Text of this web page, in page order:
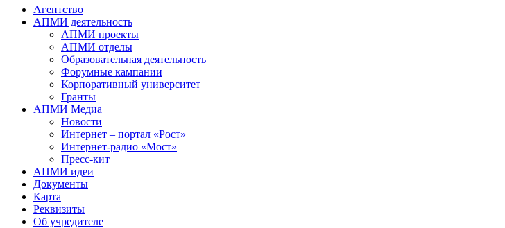
Агентство
АПМИ деятельность
АПМИ проекты
АПМИ отделы
Образовательная деятельность
Форумные кампании
Корпоративный университет
Гранты
АПМИ Медиа
Новости
Интернет – портал «Рост»
Интернет-радио «Мост»
Пресс-кит
АПМИ идеи
Документы
Карта
Реквизиты
Об учредителе